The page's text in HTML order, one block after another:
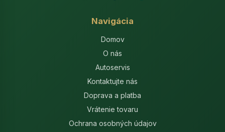
Navigácia
Domov
O nás
Autoservis
Kontaktujte nás
Doprava a platba
Vrátenie tovaru
Ochrana osobných údajov